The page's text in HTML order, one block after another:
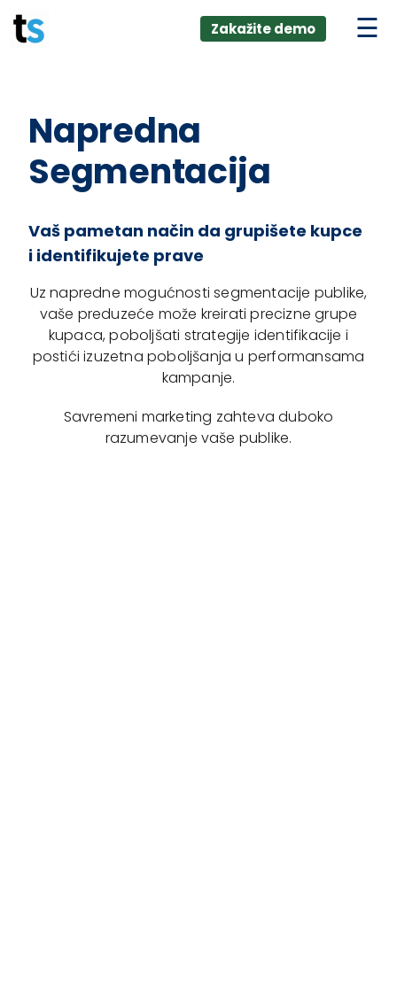
Skip
to
AI +
Zakažite demo
Napredna
Segmentacija
Vaš pametan način da grupišete kupce
i identifikujete prave
Uz napredne mogućnosti segmentacije publike,
vaše preduzeće može kreirati precizne grupe
kupaca, poboljšati strategije identifikacije i
postići izuzetna poboljšanja u performansama
kampanje.
Savremeni marketing zahteva duboko
razumevanje vaše publike.